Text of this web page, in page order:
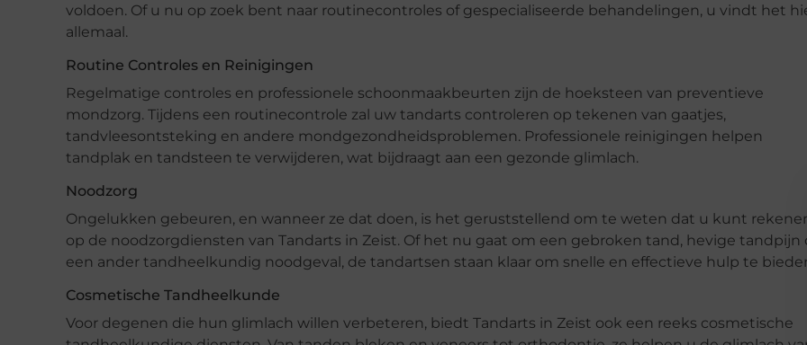
voldoen. Of u nu op zoek bent naar routinecontroles of gespecialiseerde behandelingen, u vindt het
allemaal.
Routine Controles en Reinigingen
Regelmatige controles en professionele schoonmaakbeurten zijn de hoeksteen van preventieve
mondzorg. Tijdens een routinecontrole zal uw tandarts controleren op tekenen van gaatjes,
tandvleesontsteking en andere mondgezondheidsproblemen. Professionele reinigingen helpen
tandplak en tandsteen te verwijderen, wat bijdraagt aan een gezonde glimlach.
Noodzorg
Ongelukken gebeuren, en wanneer ze dat doen, is het geruststellend om te weten dat u kunt
op de noodzorgdiensten van Tandarts in Zeist. Of het nu gaat om een gebroken tand, hevige tandpijn
een ander tandheelkundig noodgeval, de tandartsen staan klaar om snelle en effectieve hulp te
Cosmetische Tandheelkunde
Voor degenen die hun glimlach willen verbeteren, biedt Tandarts in Zeist ook een reeks cosmetische